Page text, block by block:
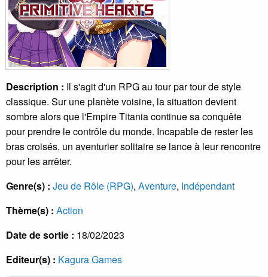
Description : Il s'agit d'un RPG au tour par tour de style
classique. Sur une planète voisine, la situation devient
sombre alors que l'Empire Titania continue sa conquête
pour prendre le contrôle du monde. Incapable de rester les
bras croisés, un aventurier solitaire se lance à leur rencontre
pour les arrêter.
Genre(s) : Jeu de Rôle (RPG), Aventure, Indépendant
Thème(s) : Action
Date de sortie : 18/02/2023
Editeur(s) : Kagura Games